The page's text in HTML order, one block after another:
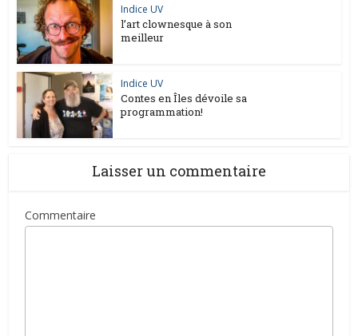
Indice UV
l’art clownesque à son
meilleur
Indice UV
Contes en Îles dévoile sa
programmation!
Laisser un commentaire
Commentaire